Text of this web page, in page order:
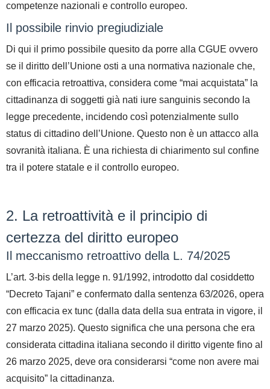
competenze nazionali e controllo europeo.
Il possibile rinvio pregiudiziale
Di qui il primo possibile quesito da porre alla CGUE ovvero
se il diritto dell’Unione osti a una normativa nazionale che,
con efficacia retroattiva, considera come “mai acquistata” la
cittadinanza di soggetti già nati iure sanguinis secondo la
legge precedente, incidendo così potenzialmente sullo
status di cittadino dell’Unione. Questo non è un attacco alla
sovranità italiana. È una richiesta di chiarimento sul confine
tra il potere statale e il controllo europeo.
2. La retroattività e il principio di
certezza del diritto europeo
Il meccanismo retroattivo della L. 74/2025
L’art. 3-bis della legge n. 91/1992, introdotto dal cosiddetto
“Decreto Tajani” e confermato dalla sentenza 63/2026, opera
con efficacia ex tunc (dalla data della sua entrata in vigore, il
27 marzo 2025). Questo significa che una persona che era
considerata cittadina italiana secondo il diritto vigente fino al
26 marzo 2025, deve ora considerarsi “come non avere mai
acquisito” la cittadinanza.